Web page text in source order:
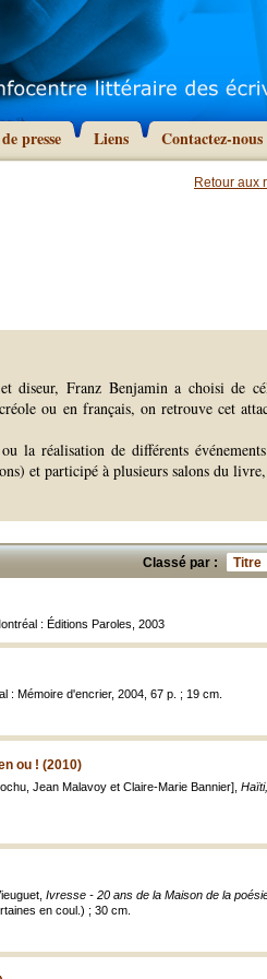
presse Liens Contactez-nous
Retour aux
diseur, Franz Benjamin a choisi de
ou en français, on retrouve cet
la réalisation de différents
et participé à plusieurs salons du
Classé par : Titre
: Éditions Paroles, 2003
: Mémoire d'encrier, 2004, 67 p. ; 19 cm.
ou ! (2010)
Jean Malavoy et Claire-Marie Bannier],
Ivresse - 20 ans de la Maison de la
en coul.) ; 30 cm.